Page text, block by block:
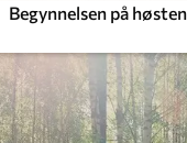
Begynnelsen på høsten